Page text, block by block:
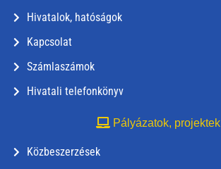
Hivatalok, hatóságok
Kapcsolat
Számlaszámok
Hivatali telefonkönyv
Pályázatok, projektek
Közbeszerzések